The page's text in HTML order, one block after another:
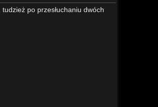
, tudzież po przesłuchaniu dwóch